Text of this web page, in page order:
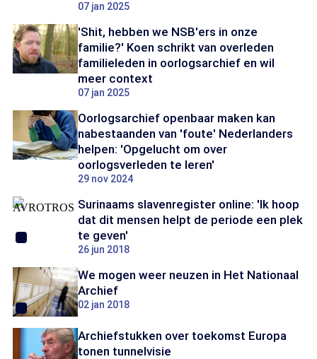
07 jan 2025
'Shit, hebben we NSB'ers in onze
familie?' Koen schrikt van overleden
familieleden in oorlogsarchief en wil
meer context
07 jan 2025
Oorlogsarchief openbaar maken kan
nabestaanden van 'foute' Nederlanders
helpen: 'Opgelucht om over
oorlogsverleden te leren'
29 nov 2024
Surinaams slavenregister online: 'Ik hoop
dat dit mensen helpt de periode een plek
te geven'
26 jun 2018
We mogen weer neuzen in Het Nationaal
Archief
02 jan 2018
Archiefstukken over toekomst Europa
tonen tunnelvisie